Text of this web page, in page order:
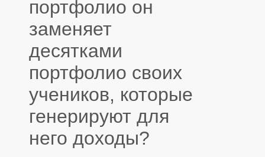
портфолио он
заменяет
десятками
портфолио своих
учеников, которые
генерируют для
него доходы?